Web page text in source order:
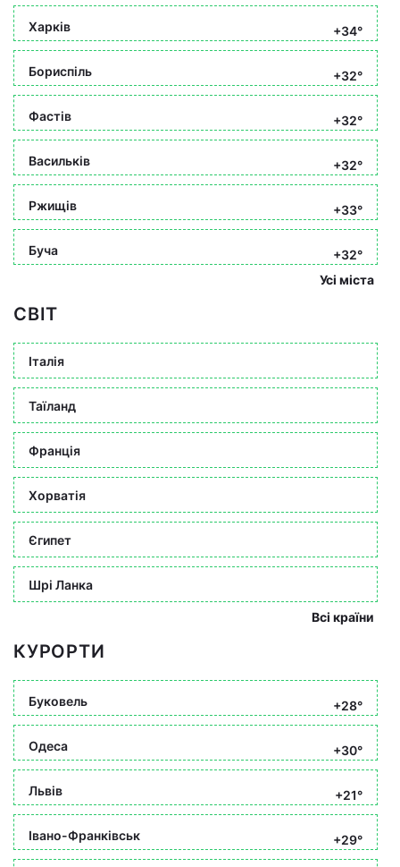
Харків +34°
Бориспіль +32°
Фастів +32°
Васильків +32°
Ржищів +33°
Буча
+32°
Усі міста
СВІТ
Італія
Таїланд
Франція
Хорватія
Єгипет
Шрі Ланка
Всі країни
КУРОРТИ
Буковель +28°
Одеса +30°
Львів +21°
Івано-Франківськ +29°